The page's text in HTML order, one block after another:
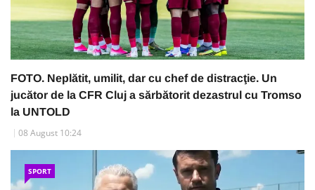
FOTO. Neplătit, umilit, dar cu chef de distracţie. Un
jucător de la CFR Cluj a sărbătorit dezastrul cu Tromso
la UNTOLD
08 August 10:24
SPORT